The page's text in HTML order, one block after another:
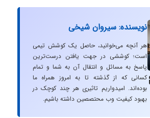
نویسنده: سیروان شیخی
هر آنچه می‌خوانید، حاصل یک کوشش تیمی
است؛ کوششی در جهت یافتن درست‌ترین
پاسخ به مسائل و انتقال آن به شما و تمام
کسانی که از گذشته تا به امروز همراه ما
بوده‌اند. امیدواریم تاثیری هر چند کوچک در
بهبود کیفیت وب محتصصین داشته باشیم.